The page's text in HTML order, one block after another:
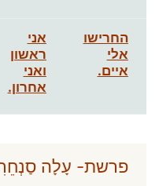
החרישו
אלי
איים.
אני
ראשון
ואני
אחרון.
פרשת- עָלָה